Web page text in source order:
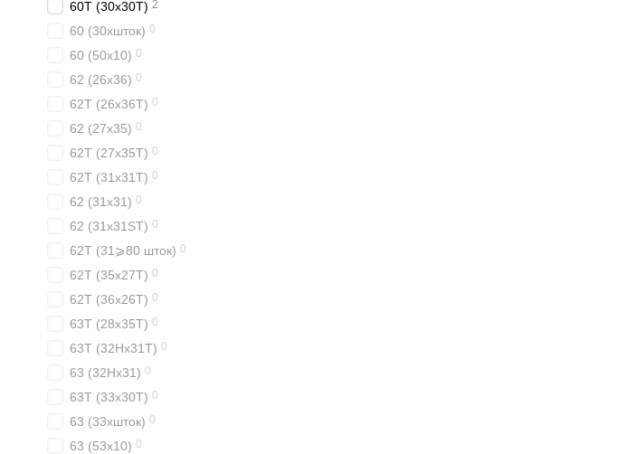
60T (30x30T) 2
60 (30xшток) 0
60 (50x10) 0
62 (26x36) 0
62T (26x36T) 0
62 (27x35) 0
62T (27x35T) 0
62T (31x31T) 0
62 (31x31) 0
62 (31x31ST) 0
62T (31⩾80 шток) 0
62T (35x27T) 0
62T (36x26T) 0
63T (28x35T) 0
63T (32Hx31T) 0
63 (32Hx31) 0
63T (33x30T) 0
63 (33xшток) 0
63 (53x10) 0